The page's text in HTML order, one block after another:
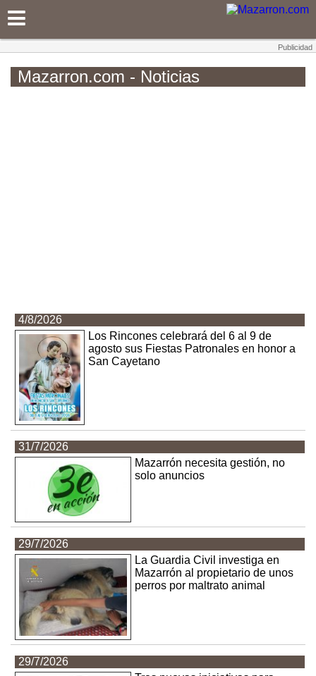
Mazarron.com - Noticias
4/8/2026
Los Rincones celebrará del 6 al 9 de
agosto sus Fiestas Patronales en honor a
San Cayetano
31/7/2026
Mazarrón necesita gestión, no
solo anuncios
29/7/2026
La Guardia Civil investiga en
Mazarrón al propietario de unos
perros por maltrato animal
29/7/2026